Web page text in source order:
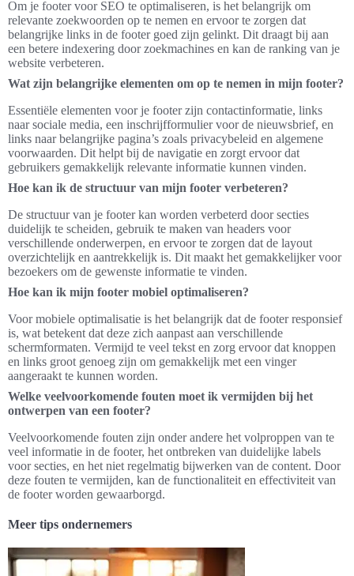
Om je footer voor SEO te optimaliseren, is het belangrijk om
relevante zoekwoorden op te nemen en ervoor te zorgen dat
belangrijke links in de footer goed zijn gelinkt. Dit draagt bij aan
een betere indexering door zoekmachines en kan de ranking van je
website verbeteren.
Wat zijn belangrijke elementen om op te nemen in mijn footer?
Essentiële elementen voor je footer zijn contactinformatie, links
naar sociale media, een inschrijfformulier voor de nieuwsbrief, en
links naar belangrijke pagina’s zoals privacybeleid en algemene
voorwaarden. Dit helpt bij de navigatie en zorgt ervoor dat
gebruikers gemakkelijk relevante informatie kunnen vinden.
Hoe kan ik de structuur van mijn footer verbeteren?
De structuur van je footer kan worden verbeterd door secties
duidelijk te scheiden, gebruik te maken van headers voor
verschillende onderwerpen, en ervoor te zorgen dat de layout
overzichtelijk en aantrekkelijk is. Dit maakt het gemakkelijker voor
bezoekers om de gewenste informatie te vinden.
Hoe kan ik mijn footer mobiel optimaliseren?
Voor mobiele optimalisatie is het belangrijk dat de footer responsief
is, wat betekent dat deze zich aanpast aan verschillende
schermformaten. Vermijd te veel tekst en zorg ervoor dat knoppen
en links groot genoeg zijn om gemakkelijk met een vinger
aangeraakt te kunnen worden.
Welke veelvoorkomende fouten moet ik vermijden bij het
ontwerpen van een footer?
Veelvoorkomende fouten zijn onder andere het volproppen van te
veel informatie in de footer, het ontbreken van duidelijke labels
voor secties, en het niet regelmatig bijwerken van de content. Door
deze fouten te vermijden, kan de functionaliteit en effectiviteit van
de footer worden gewaarborgd.
Meer tips ondernemers